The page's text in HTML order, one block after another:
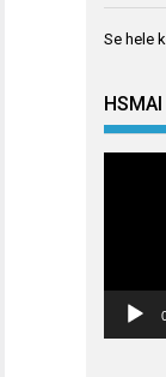
Se hele